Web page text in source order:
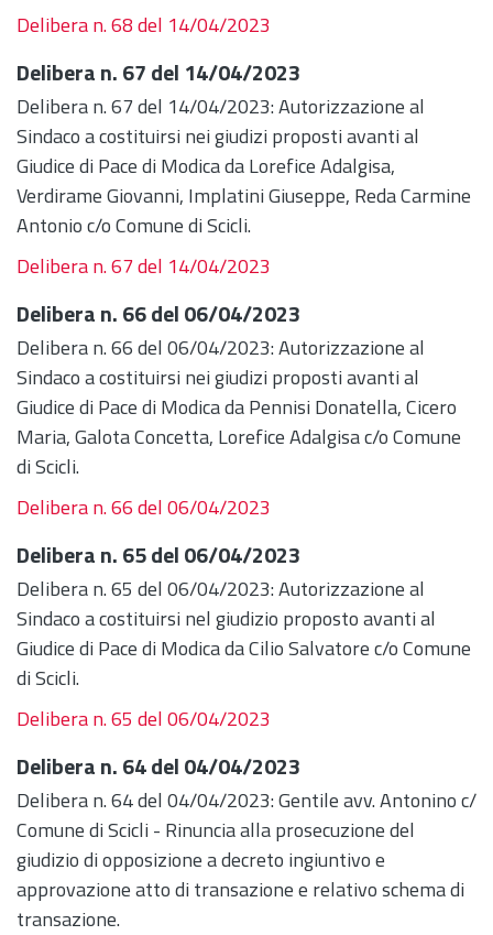
Delibera n. 68 del 14/04/2023
Delibera n. 67 del 14/04/2023
Delibera n. 67 del 14/04/2023: Autorizzazione al
Sindaco a costituirsi nei giudizi proposti avanti al
Giudice di Pace di Modica da Lorefice Adalgisa,
Verdirame Giovanni, Implatini Giuseppe, Reda Carmine
Antonio c/o Comune di Scicli.
Delibera n. 67 del 14/04/2023
Delibera n. 66 del 06/04/2023
Delibera n. 66 del 06/04/2023: Autorizzazione al
Sindaco a costituirsi nei giudizi proposti avanti al
Giudice di Pace di Modica da Pennisi Donatella, Cicero
Maria, Galota Concetta, Lorefice Adalgisa c/o Comune
di Scicli.
Delibera n. 66 del 06/04/2023
Delibera n. 65 del 06/04/2023
Delibera n. 65 del 06/04/2023: Autorizzazione al
Sindaco a costituirsi nel giudizio proposto avanti al
Giudice di Pace di Modica da Cilio Salvatore c/o Comune
di Scicli.
Delibera n. 65 del 06/04/2023
Delibera n. 64 del 04/04/2023
Delibera n. 64 del 04/04/2023: Gentile avv. Antonino c/
Comune di Scicli - Rinuncia alla prosecuzione del
giudizio di opposizione a decreto ingiuntivo e
approvazione atto di transazione e relativo schema di
transazione.